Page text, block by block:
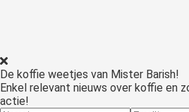
De koffie weetjes van Mister Barish!
Enkel relevant nieuws over koffie en
actie!
gebruikt
deze